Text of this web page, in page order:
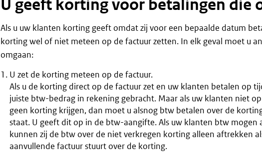
U geeft korting voor betalingen die
Als u uw klanten korting geeft omdat zij voor een bepaalde datum
korting wel of niet meteen op de factuur zetten. In elk geval moet u
omgaan:
U zet de korting meteen op de factuur.
Als u de korting direct op de factuur zet en uw klanten betalen op
juiste btw-bedrag in rekening gebracht. Maar als uw klanten niet
geen korting krijgen, dan moet u alsnog btw betalen over de
staat. U geeft dit op in de btw-aangifte. Als uw klanten btw mogen
kunnen zij de btw over de niet verkregen korting alleen aftrekken
aanvullende factuur stuurt over de korting.